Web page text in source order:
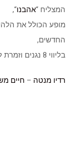
המצליח “אהבנו“,
מופע הכולל את
החדשים,
בליווי 8 נגנים וזמרת ליווי.
רדיו מנטה – חיים